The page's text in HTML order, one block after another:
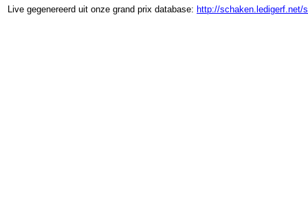
Live gegenereerd uit onze grand prix database: http://schaken.ledigerf.net/